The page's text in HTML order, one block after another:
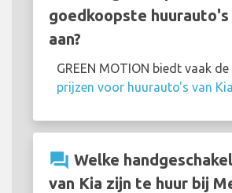
goedkoopste huurauto's
aan?
GREEN MOTION biedt vaak de
prijzen voor huurauto's van Kia
question_answer Welke
van Kia zijn te huur bij